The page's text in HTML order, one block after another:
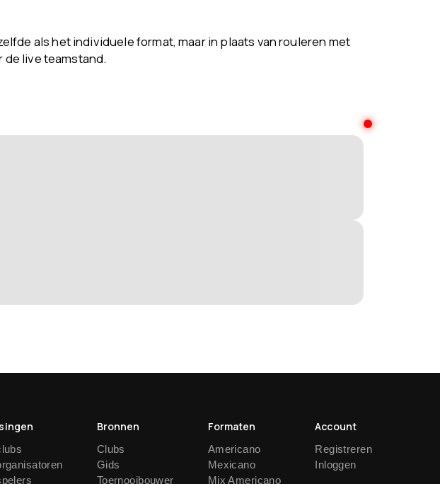
als het individuele format, maar in plaats van rouleren met
live teamstand.
Bronnen
Clubs
Gids
Toernooibouwer
Formaten
Americano
Mexicano
Mix Americano
Account
Registreren
Inloggen